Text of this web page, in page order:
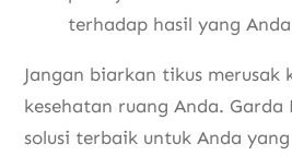
terhadap hasil yang
Jangan biarkan tikus merusak
kesehatan ruang Anda. Garda
solusi terbaik untuk Anda